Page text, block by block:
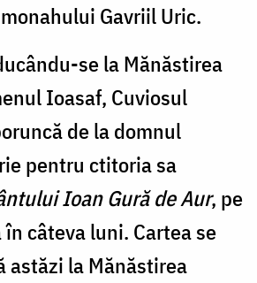
Gavriil Uric.
se la Mănăstirea
Ioasaf, Cuviosul
de la domnul
pentru ctitoria sa
Ioan Gură de Aur, pe
câteva luni. Cartea se
astăzi la Mănăstirea